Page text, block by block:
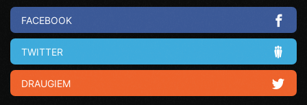
FACEBOOK
TWITTER
DRAUGIEM